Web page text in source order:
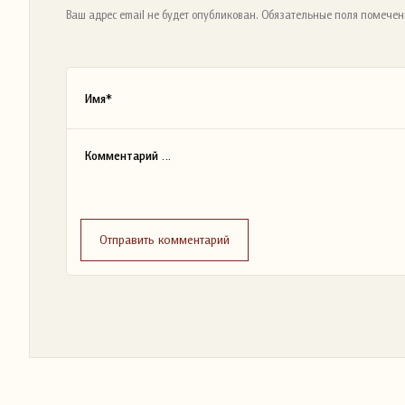
Ваш адрес email не будет опубликован. Обязательные поля
Отправить комментарий